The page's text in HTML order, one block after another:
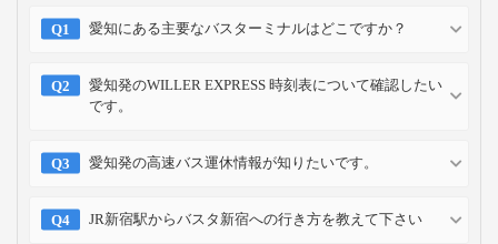
愛知にある主要なバスターミナルはどこですか？
愛知発のWILLER EXPRESS 時刻表について確認したい
です。
愛知発の高速バス運休情報が知りたいです。
JR新宿駅からバスタ新宿への行き方を教えて下さい